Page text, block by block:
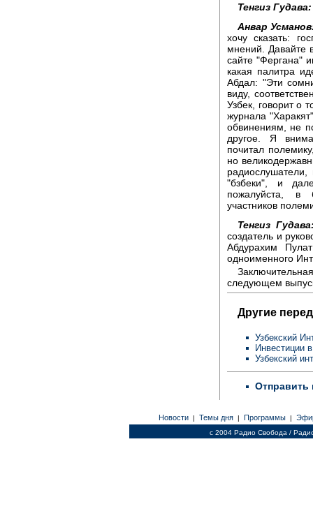
Тенгиз Гудава:
Анвар
хочу сказать:
мнений. Давайте
сайте "Фергана"
какая палитра
Абдал: "Эти
виду,
Узбек, говорит о
журнала
обвинениям, не
другое. Я
почитал
но
"бзбеки", и
пожалуйста, в
участников
Тенгиз
создатель и
Абдурахим
одноименного
следующем
Другие
Узбекский
Инвестиции
Узбекский
Отправить
Новости | Темы дня | Программы |
c 2004 Радио Свобода /